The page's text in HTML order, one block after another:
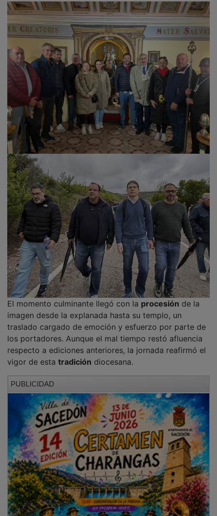
El momento culminante llegó con laprocesión de la
imagen desde la explanada hasta su templo, un
traslado cargado de emoción y esfuerzo por parte de
los portadores. Aunque el mal tiempo restó afluencia
respecto a ediciones anteriores, la jornada reafirmó el
vigor de estatradicióndiocesana.
PUBLICIDAD
Para profundizar en los detalles de la jornada y
disfrutar de una completa galería fotográfica, puede
consultar la versión ampliada en la edición impresa de
Nueva Alcarria, mañana lunes.
NOTICIAS RELACIONADAS